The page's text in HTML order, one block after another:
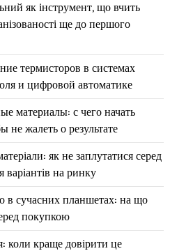
як інструмент, що вчить
ще до першого
термисторов в системах
и цифровой автоматике
материалы: с чего начать
не жалеть о результате
як не заплутатися серед
варіантів на ринку
сучасних планшетах: на що
покупкою
коли краще довірити це